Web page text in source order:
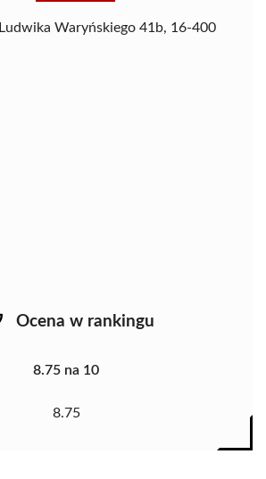
Ludwika Waryńskiego 41b, 16-400
Ocena w rankingu
8.75 na 10
8.75